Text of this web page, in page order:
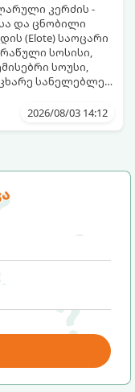
კერძის -
და ცნობილი
(Elote) საოცარი
სოსისი,
სოუსი,
სანელებლები
ან
2026/08/03 14:12